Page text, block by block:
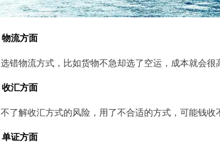
物流方面
选错物流方式，比如货物不急却选了空运，成本就会很
收汇方面
不了解收汇方式的风险，用了不合适的方式，可能钱收
单证方面